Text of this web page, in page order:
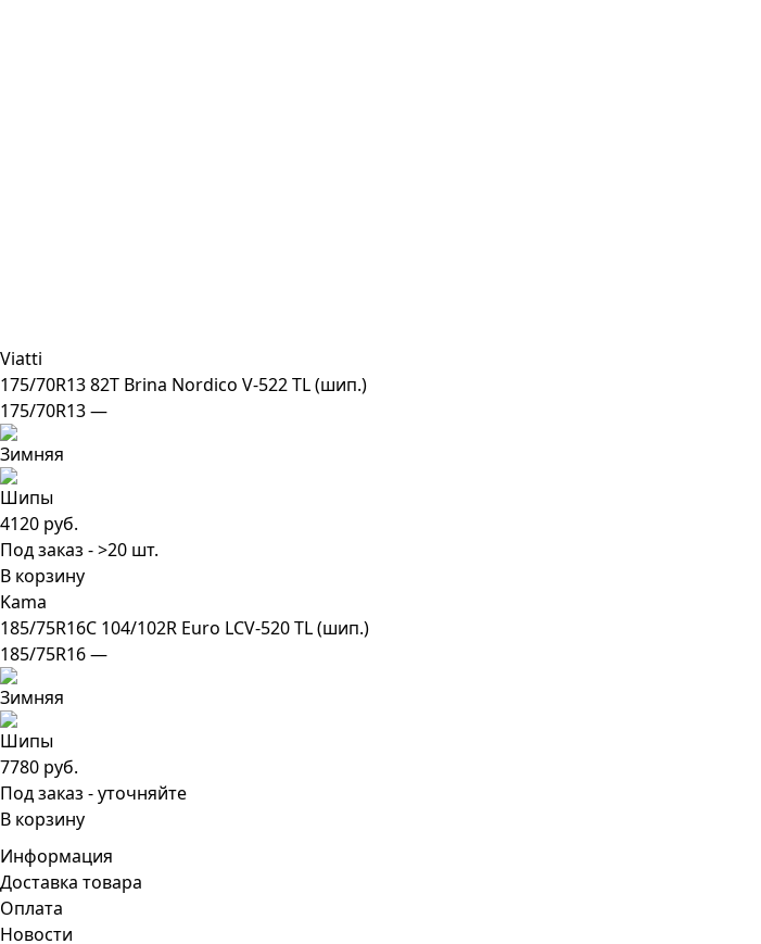
Viatti
175/70R13 82T Brina Nordico V-522 TL (шип.)
175/70R13 —
4120 руб.
Под заказ - >20 шт.
В корзину
Kama
185/75R16C 104/102R Euro LCV-520 TL (шип.)
185/75R16 —
7780 руб.
Под заказ - уточняйте
В корзину
Информация
Доставка товара
Оплата
Новости